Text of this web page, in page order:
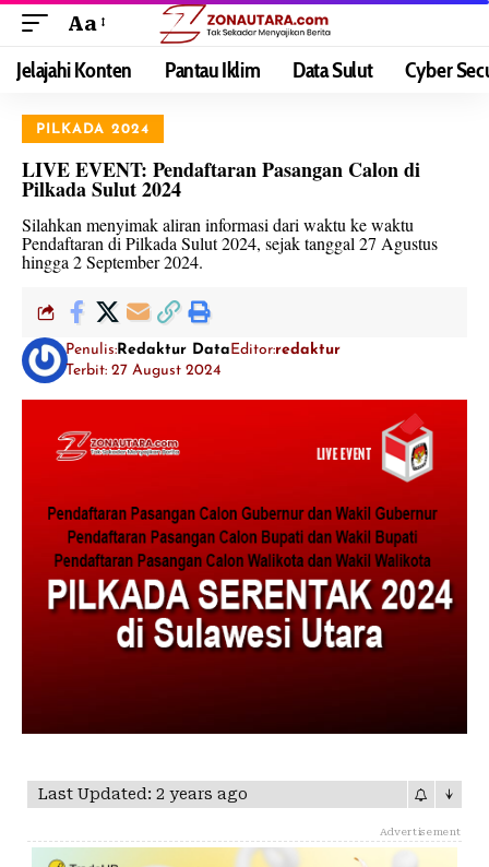
Aa
Jelajahi Konten Pantau Iklim Data Sulut Cyber
PILKADA 2024
LIVE EVENT: Pendaftaran Pasangan Calon di
Pilkada Sulut 2024
Silahkan menyimak aliran informasi dari waktu ke waktu
Pendaftaran di Pilkada Sulut 2024, sejak tanggal 27 Agustus
hingga 2 September 2024.
Penulis:Redaktur DataEditor:redaktur
Terbit: 27 August 2024
Last Updated: 2 years ago ↓
Advertisement